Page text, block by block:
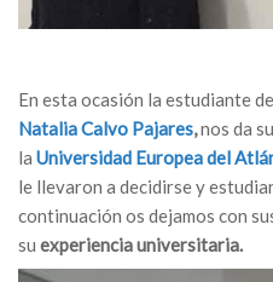
En esta ocasión la estudiante
Natalia Calvo Pajares,nos da
la Universidad Europea del
le llevaron a decidirse y
continuación os dejamos con
su experiencia universitaria.